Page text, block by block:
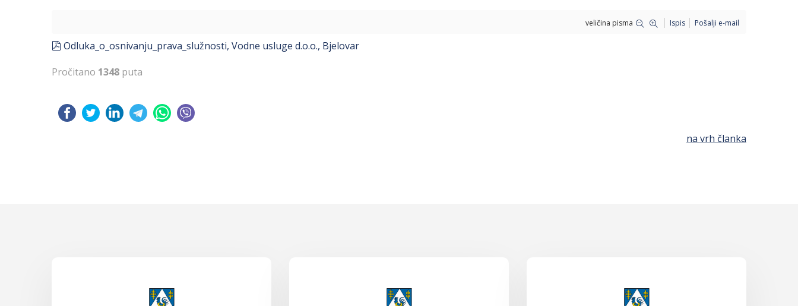
veličina pisma Ispis Pošalji e-mail
pdf
Odluka_o_osnivanju_prava_služnosti, Vodne usluge d.o.o., Bjelovar
Pročitano 1348 puta
na vrh članka